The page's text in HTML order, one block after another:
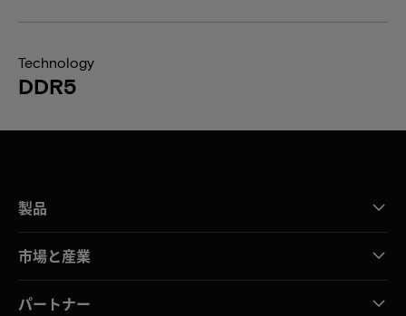
Technology
DDR5
製品
市場と産業
パートナー